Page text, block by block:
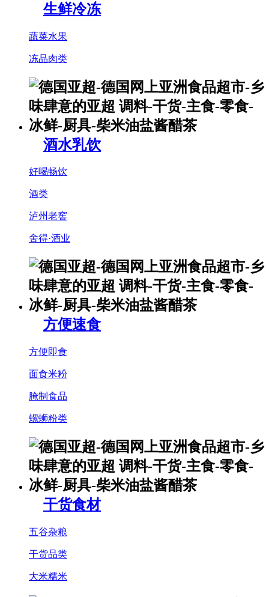
生鲜冷冻
蔬菜水果
冻品肉类
酒水乳饮
好喝畅饮
酒类
泸州老窖
舍得·酒业
方便速食
方便即食
面食米粉
腌制食品
螺蛳粉类
干货食材
五谷杂粮
干货品类
大米糯米